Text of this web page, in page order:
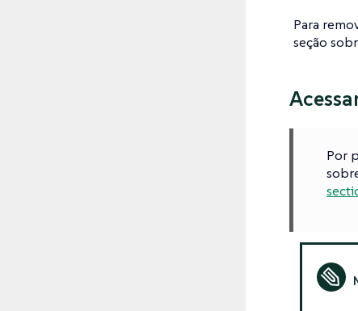
Para
seção
Por